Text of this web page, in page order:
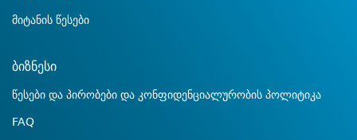
მიტანის წესები
ბიზნესი
წესები და პირობები და კონფიდენციალურობის პოლიტიკა
FAQ